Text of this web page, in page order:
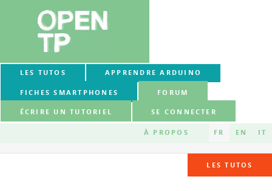
LES TUTOS APPRENDRE ARDUINO
FICHES SMARTPHONES FORUM
ÉCRIRE UN TUTORIEL SE CONNECTER
À PROPOS FR EN IT
LES TUTOS